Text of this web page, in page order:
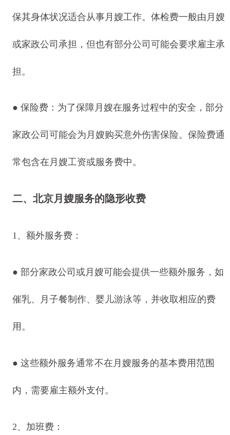
保其身体状况适合从事月嫂工作。体检费一般由月嫂
或家政公司承担，但也有部分公司可能会要求雇主承
担。
● 保险费：为了保障月嫂在服务过程中的安全，部分
家政公司可能会为月嫂购买意外伤害保险。保险费通
常包含在月嫂工资或服务费中。
二、北京月嫂服务的隐形收费
1、额外服务费：
● 部分家政公司或月嫂可能会提供一些额外服务，如
催乳、月子餐制作、婴儿游泳等，并收取相应的费
用。
● 这些额外服务通常不在月嫂服务的基本费用范围
内，需要雇主额外支付。
2、加班费：